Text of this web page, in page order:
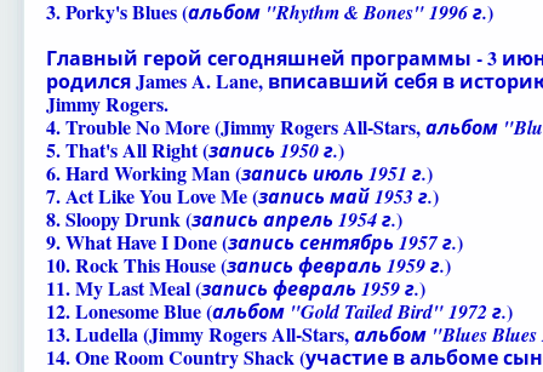
3. Porky's Blues (альбом "Rhythm & Bones" 1996 г.)
Главный герой сегодняшней программы - 3
родился James A. Lane, вписавший себя в
Jimmy Rogers.
4. Trouble No More (Jimmy Rogers All-Stars,альбом
5. That's All Right (запись 1950 г.)
6. Hard Working Man (запись июль 1951 г.)
7. Act Like You Love Me (запись май 1953 г.)
8. Sloopy Drunk (запись апрель 1954 г.)
9. What Have I Done (запись сентябрь 1957 г.)
10. Rock This House (запись февраль 1959 г.)
11. My Last Meal (запись февраль 1959 г.)
12. Lonesome Blue (альбом "Gold Tailed Bird" 1972 г.)
13. Ludella (Jimmy Rogers All-Stars,альбом "Blues Blues
14. One Room Country Shack (участие в альбоме